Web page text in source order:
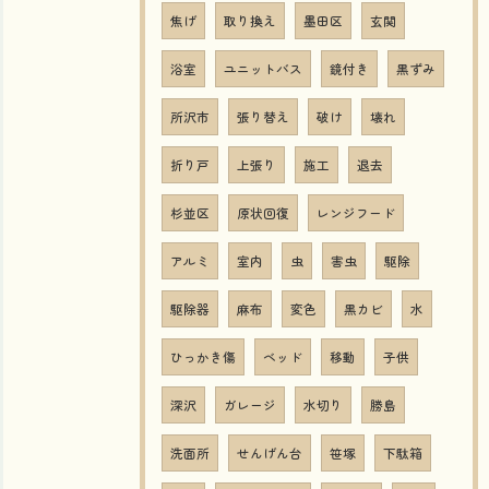
焦げ 取り換え 墨田区 玄関
浴室 ユニットバス 鏡付き 黒ずみ
所沢市 張り替え 破け 壊れ
折り戸 上張り 施工 退去
杉並区 原状回復 レンジフード
アルミ 室内 虫 害虫 駆除
駆除器 麻布 変色 黒カビ 水
ひっかき傷 ベッド 移動 子供
深沢 ガレージ 水切り 勝島
洗面所 せんげん台 笹塚 下駄箱